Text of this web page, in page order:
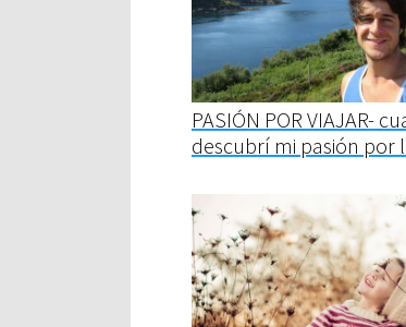
PASIÓN POR VIAJAR-
descubrí mi pasión por